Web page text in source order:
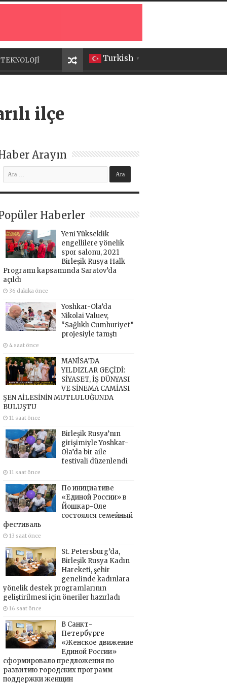
Turkish ▼
TEKNOLOJİ
ilçe
Arayın
Haberler
Yeni Yükseklik
engellilere yönelik
spor salonu, 2021
Birleşik Rusya Halk
Programı kapsamında Saratov’da
açıldı
36 dakika önce
Yoshkar-Ola’da
Nikolai Valuev,
“Sağlıklı Cumhuriyet”
projesiyle tanıştı
4 saat önce
MANİSA’DA
YILDIZLAR GEÇİDİ:
SİYASET, İŞ DÜNYASI
VE SİNEMA CAMİASI
ŞEN AİLESİNİN MUTLULUĞUNDA
BULUŞTU
11 saat önce
Birleşik Rusya’nın
girişimiyle Yoshkar-
Ola’da bir aile
festivali düzenlendi
11 saat önce
По инициативе
«Единой России» в
Йошкар-Оле
состоялся семейный
фестиваль
13 saat önce
St. Petersburg’da,
Birleşik Rusya Kadın
Hareketi, şehir
genelinde kadınlara
yönelik destek programlarının
geliştirilmesi için öneriler hazırladı
16 saat önce
В Санкт-
Петербурге
«Женское движение
Единой России»
сформировало предложения по
развитию городских программ
поддержки женщин